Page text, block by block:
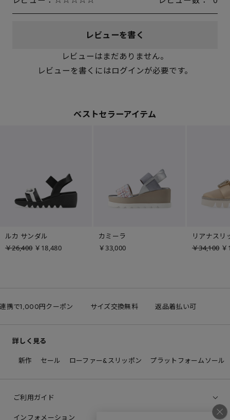
レビューを書く
レビューはまだありません。
レビューを書くにはログインが必要です。
ベストセラーアイテム
ルカ サンダル
￥26,400 ￥18,480
カミーラ
￥33,000
リアナスリ
￥34,100
で1,000円クーポン サイズ交換無料 返品着払い可
詳しく見る
新作 セール ローファー&スリッポン プラットフォームソール
ご利用ガイド
インフォメーション